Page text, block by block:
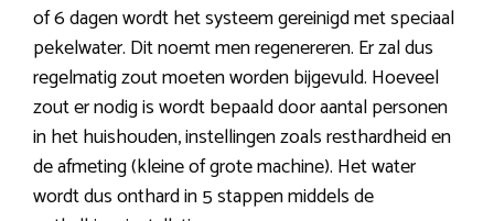
of 6 dagen wordt het systeem gereinigd met speciaal
pekelwater. Dit noemt men regenereren. Er zal dus
regelmatig zout moeten worden bijgevuld. Hoeveel
zout er nodig is wordt bepaald door aantal personen
in het huishouden, instellingen zoals resthardheid en
de afmeting (kleine of grote machine). Het water
wordt dus onthard in 5 stappen middels de